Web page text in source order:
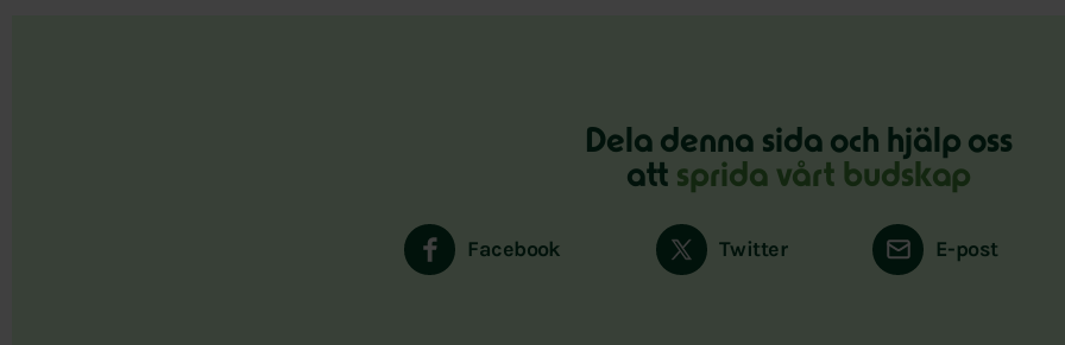
Dela denna sida och hjälp oss
att sprida vårt budskap
Facebook Twitter E-post